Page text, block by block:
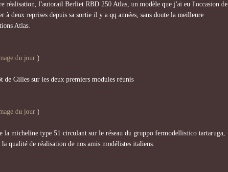
réalisation, l'autorail Berliet RBD 250 Atlas, un modèle que j'ai eu l'occasion de
à deux reprises depuis sa sortie il y a qq années, sans doute la meilleure
Atlas.
du jour )
de Gilles sur les deux premiers modules réunis
du jour )
la micheline type 51 circulant sur le réseau du gruppo fermodellistico tartaruga,
qualité de réalisation de nos amis modélistes italiens.